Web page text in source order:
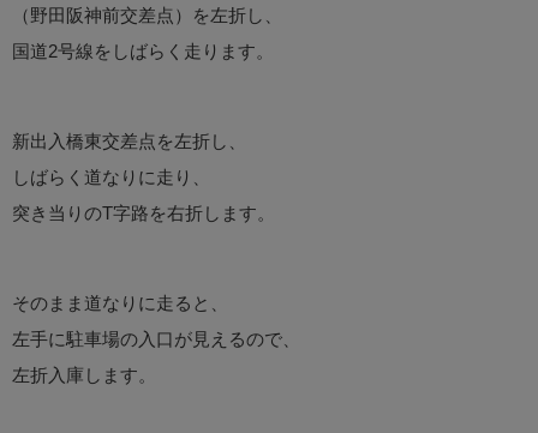
（野田阪神前交差点）を左折し、
国道2号線をしばらく走ります。
新出入橋東交差点を左折し、
しばらく道なりに走り、
突き当りのT字路を右折します。
そのまま道なりに走ると、
左手に駐車場の入口が見えるので、
左折入庫します。